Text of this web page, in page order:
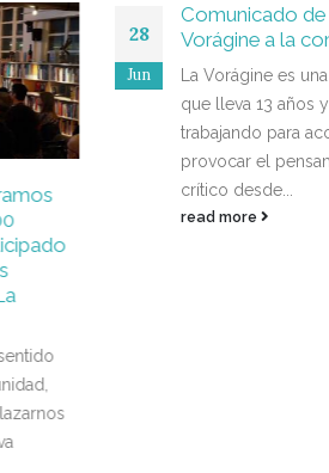
28
Jun
Comunicado de La
Vorágine a la comunidad
La Vorágine es una colectiva
que lleva 13 años y medio
trabajando para acompañar y
provocar el pensamiento
crítico desde...
read more